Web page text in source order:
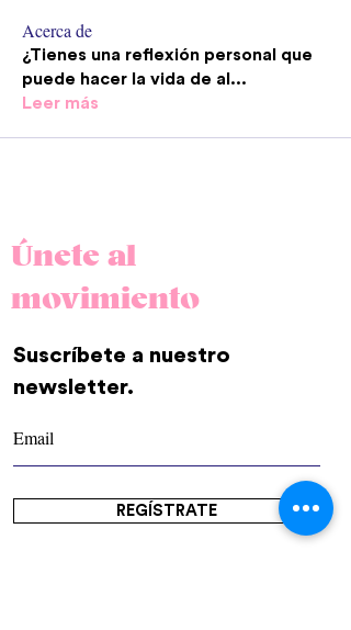
Acerca de
¿Tienes una reflexión personal que
puede hacer la vida de al ...
Leer más
Únete al
movimiento
Suscríbete a nuestro
newsletter.
REGÍSTRATE